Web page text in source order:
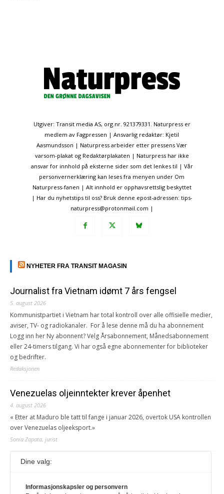
Utgiver: Transit media AS, org.nr. 921379331. Naturpress er
medlem av Fagpressen | Ansvarlig redaktør: Kjetil
Aasmundsson | Naturpress arbeider etter pressens Vær
varsom-plakat og Redaktørplakaten | Naturpress har ikke
ansvar for innhold på eksterne sider som det lenkes til | Vår
personvernerklæring kan leses fra menyen under Om
Naturpress-fanen | Alt innhold er opphavsrettslig beskyttet
| Har du nyhetstips til oss? Bruk denne epost-adressen: tips-
naturpress@protonmail.com |
NYHETER FRA TRANSIT MAGASIN
Journalist fra Vietnam idømt 7 års fengsel
5. august 2026
Kommunistpartiet i Vietnam har total kontroll over alle offisielle medier,
aviser, TV- og radiokanaler. For å lese denne må du ha abonnement
Logg inn her Ny abonnent? Velg Årsabonnement, Månedsabonnement
eller 24-timers tilgang. Vi har også egne abonnementer for biblioteker
og bedrifter.
Redaksjonen
Venezuelas oljeinntekter krever åpenhet
4. august 2026
« Etter at Maduro ble tatt til fange i januar 2026, overtok USA kontrollen
over Venezuelas oljeeksport.»
Sonia Zapata, jurist
117,8 millioner er på flukt, en nedgang fra forrige
1. august 2026
Dine valg:
Informasjonskapsler og personvern